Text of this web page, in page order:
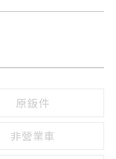
有
原鈑件
非營業車